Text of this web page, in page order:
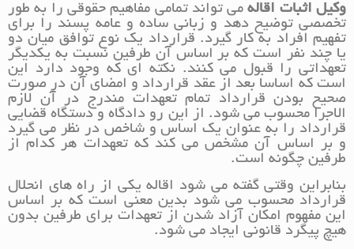
وکیل اثبات اقاله می تواند تمامی مفاهیم حقوقی را به طور
تخصصی توضیح دهد و زبانی ساده و عامه پسند را برای
تفهیم افراد به کار گیرد. قرارداد یک نوع توافق میان دو
یا چند نفر است که بر اساس آن طرفین نسبت به یکدیگر
تعهداتی را قبول می کنند. نکته ای که وجود دارد این
است که اساسا بعد از عقد قرارداد و امضای آن در صورت
صحیح بودن قرارداد تمام تعهدات مندرج در آن لازم
الاجرا محسوب می شود. از این رو دادگاه و دستگاه قضایی
قرارداد را به عنوان یک اساس و شاخص در نظر می گیرد
و بر اساس آن مشخص می کند که تعهدات هر کدام از
طرفین چگونه است.
بنابراین وقتی گفته می شود اقاله یکی از راه های انحلال
قرارداد محسوب می شود بدین معنی است که بر اساس
این مفهوم امکان آزاد شدن از تعهدات برای طرفین بدون
هیچ پیگرد قانونی ایجاد می شود.